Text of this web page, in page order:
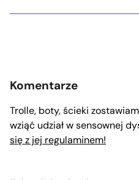
Komentarze
Trolle, boty, ścieki
wziąć udział w sensownej
się z jej regulaminem!